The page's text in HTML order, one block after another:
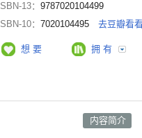
ISBN-13： 9787020104499
ISBN-10： 7020104495 去豆瓣看
想 要 拥 有
内容简介